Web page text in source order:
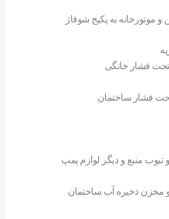
موتورخانه به پکیج شوفاژ
فشار خانگی
فشار ساختمان
منبع و دیگر لوازم پمپ
مخزن ذخیره آب ساختمان